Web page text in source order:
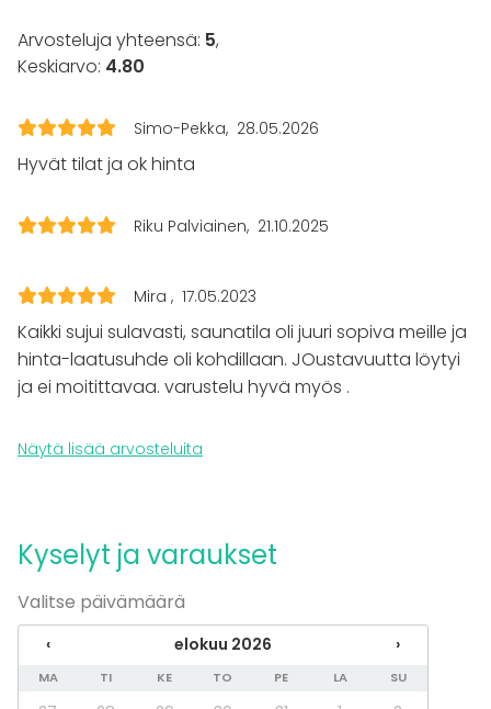
Kalusto
Keittiö asiakkaan käytössä
Astiasto
Tapahtumatyypit
Häät
Kokous
Seminaari / konferenssi
Messut
Virkistystilaisuus
Elämys / aktiviteetti
Saunatila
Lounge
Kabinetti
Terassi / Piha
Biletila
Aktiviteetit
Arvosteluja yhteensä: 5,
Keskiarvo: 4.80
Simo-Pekka 28.05.2026
Hyvät tilat ja ok hinta
Riku Palviainen 21.10.2025
Mira 17.05.2023
Kaikki sujui sulavasti, saunatila oli juuri sopiva meille ja
hinta-laatusuhde oli kohdillaan. JOustavuutta löytyi
ja ei moitittavaa. varustelu hyvä myös .
Näytä lisää arvosteluita
Kyselyt ja varaukset
Valitse päivämäärä
‹ elokuu 2026 ›
MA TI KE TO PE LA SU